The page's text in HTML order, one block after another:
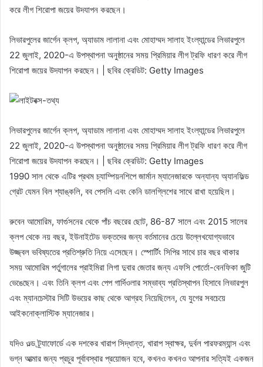
লিভারপুলের জার্গেন ক্লপ, অ্যাডাম লালানা এবং মোহাম্মদ সালাহ ইংল্যান্ডের লিভারপুলে
22 জুলাই, 2020-এ উপস্থাপনা অনুষ্ঠানের সময় প্রিমিয়ার লীগ ট্রফি ধারণ করে লীগ
শিরোপা জয়ের উদযাপন করছেন। | ছবির ক্রেডিট: Getty Images
লিভারপুলের জার্গেন ক্লপ, অ্যাডাম লালানা এবং মোহাম্মদ সালাহ ইংল্যান্ডের লিভারপুলে
22 জুলাই, 2020-এ উপস্থাপনা অনুষ্ঠানের সময় প্রিমিয়ার লীগ ট্রফি ধারণ করে লীগ
শিরোপা জয়ের উদযাপন করছেন। | ছবির ক্রেডিট: Getty Images
1990 সাল থেকে এটির প্রথম চ্যাম্পিয়নশিপে জার্মান ম্যানেজারকে অন্যান্য অ্যানফিল্ড
গ্রেট যেমন বিল শ্যাঙ্কলি, বব পেসলি এবং কেনি ডালগ্লিশের সাথে রাখা হয়েছিল।
রুবেন আমোরিম, ফার্গুসনের থেকে পাঁচ বছরের ছোট, 86-87 সালে এবং 2015 সালের
ক্লপ থেকে নয় বছর, ইউনাইটেড ভক্তদের জন্য বর্তমানের চেয়ে উল্লেখযোগ্যভাবে
উজ্জ্বল ভবিষ্যতের প্রতিশ্রুতি নিয়ে এসেছেন। স্পোর্টিং সিপির সাথে চার বছর থাকার
সময় আমোরিম পর্তুগালের প্রাইমিরা লিগা দুবার জেতার জন্য এফসি পোর্তো-বেনফিকা জুটি
ভেঙেছেন। এবং তিনি ক্লপ এবং পেপ গার্দিওলার সম্ভাব্য প্রতিস্থাপন হিসাবে লিভারপুল
এবং ম্যানচেস্টার সিটি উভয়ের কাছ থেকে আগ্রহ নিয়েছিলেন, যে যুগের সবচেয়ে
আইকনোক্লাস্টিক ম্যানেজার।
যদিও ওল্ড ট্র্যাফোর্ডে এক দশকের খারাপ সিদ্ধান্ত, খারাপ স্বাক্ষর, দুর্বল পারফরম্যান্স এবং
ভগ্ন আত্মার জন্য প্রচুর পূর্বাবস্থার প্রয়োজন হবে, কখনও কখনও আপনার সত্যিই একজন